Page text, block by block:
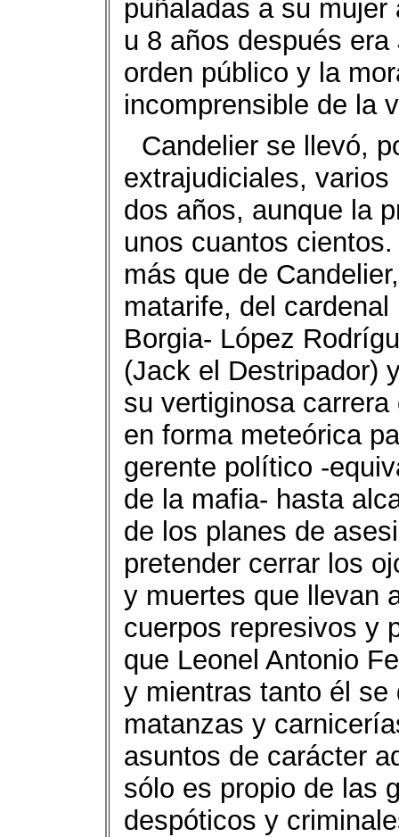
puñaladas a su mujer
u 8 años después
orden público y la
incomprensible de la
Candelier se llevó,
extrajudiciales,
dos años, aunque la
unos cuantos
más que de
matarife, del
Borgia- López
(Jack el Destripador)
su vertiginosa
en forma meteórica
gerente político -
de la mafia- hasta
de los planes de
pretender cerrar los
y muertes que llevan
cuerpos represivos y
que Leonel Antonio
y mientras tanto él
matanzas y
asuntos de carácter
sólo es propio de las
despóticos y